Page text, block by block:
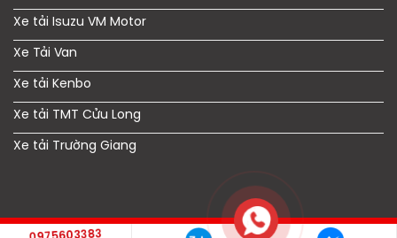
Xe tải Isuzu VM Motor
Xe Tải Van
Xe tải Kenbo
Xe tải TMT Cửu Long
Xe tải Trường Giang